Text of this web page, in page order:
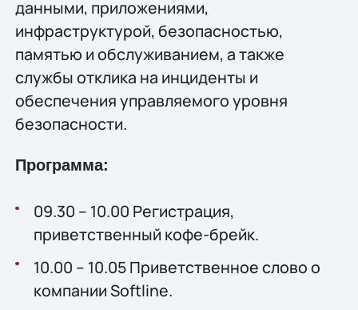
данными, приложениями,
инфраструктурой, безопасностью,
памятью и обслуживанием, а также
службы отклика на инциденты и
обеспечения управляемого уровня
безопасности.
Программа:
09.30 – 10.00 Регистрация,
приветственный кофе-брейк.
10.00 – 10.05 Приветственное слово о
компании Softline.